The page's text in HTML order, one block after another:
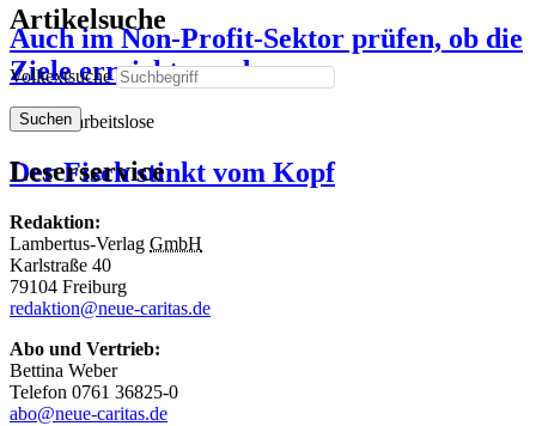
Auch im Non-Profit-Sektor prüfen, ob die
Ziele erreicht wurden
Langzeitarbeitslose
Der Fisch stinkt vom Kopf
Artikelsuche
Volltextsuche
Suchen
Leserservice
Redaktion:
Lambertus-Verlag GmbH
Karlstraße 40
79104 Freiburg
redaktion@neue-caritas.de
Abo und Vertrieb:
Bettina Weber
Telefon 0761 36825-0
abo@neue-caritas.de